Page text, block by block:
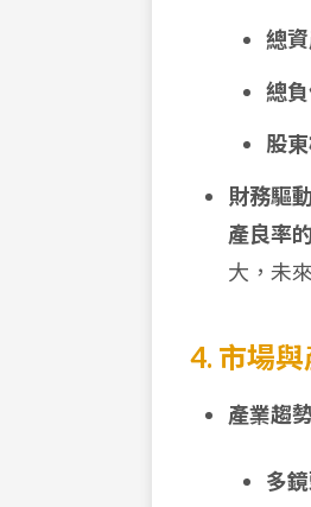
總
總
股
財務驅
產良率
大，未
4. 市場
產業趨
多